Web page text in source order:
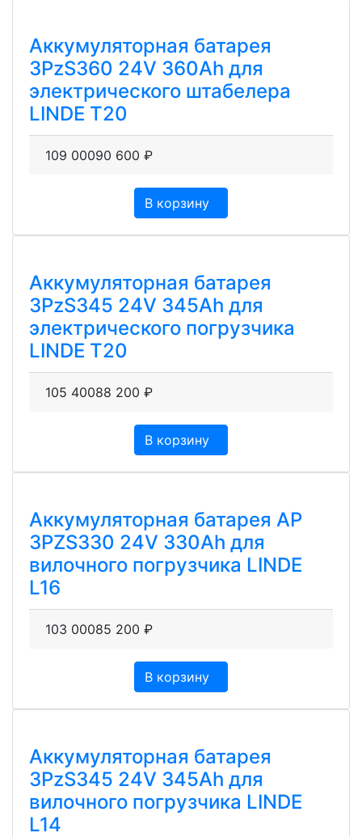
Аккумуляторная батарея
3PzS360 24V 360Ah для
электрического штабелера
LINDE T20
109 00090 600 ₽
В корзину
Аккумуляторная батарея
3PzS345 24V 345Ah для
электрического погрузчика
LINDE T20
105 40088 200 ₽
В корзину
Аккумуляторная батарея AP
3PZS330 24V 330Ah для
вилочного погрузчика LINDE
L16
103 00085 200 ₽
В корзину
Аккумуляторная батарея
3PzS345 24V 345Ah для
вилочного погрузчика LINDE
L14